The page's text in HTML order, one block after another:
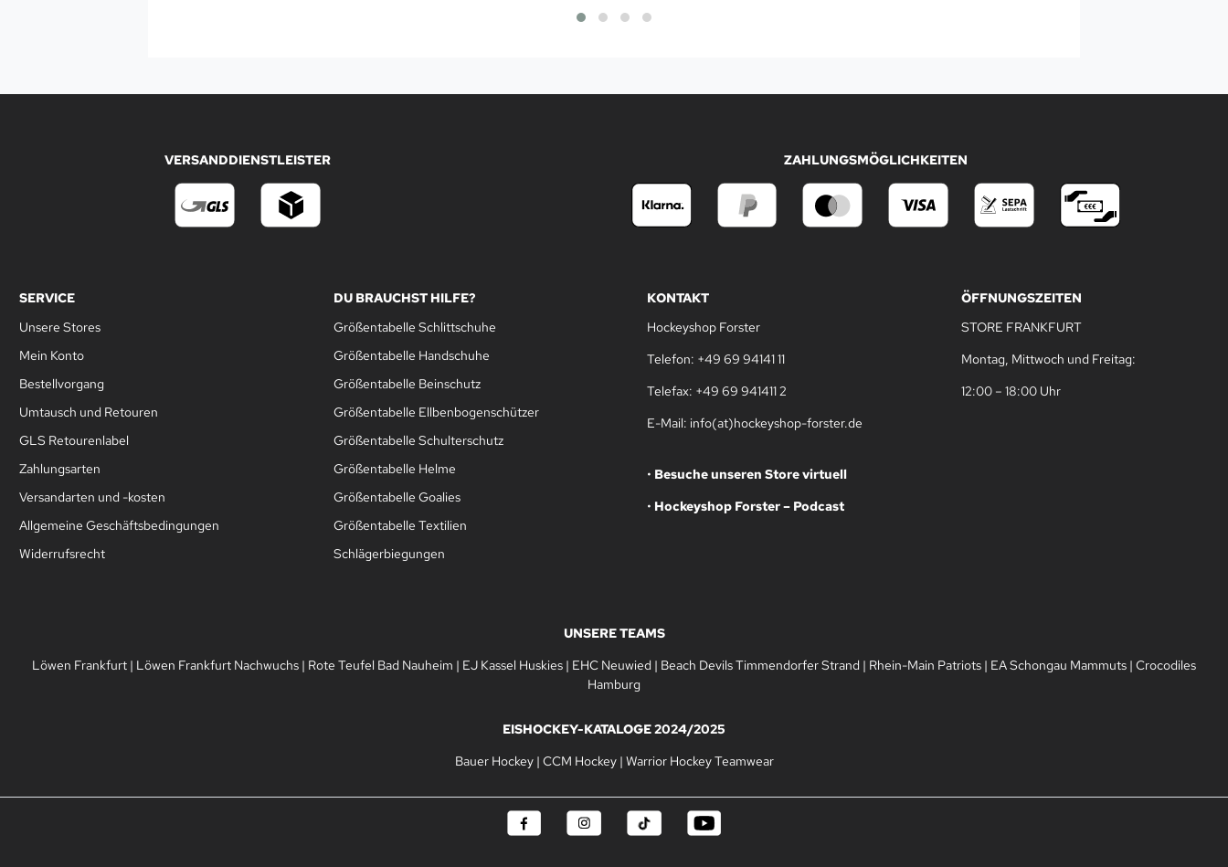
VERSANDDIENSTLEISTER ZAHLUNGSMÖGLICHKEITEN
SERVICE
Unsere Stores
Mein Konto
Bestellvorgang
Umtausch und Retouren
GLS Retourenlabel
Zahlungsarten
Versandarten und -kosten
Allgemeine Geschäftsbedingungen
Widerrufsrecht
DU BRAUCHST HILFE?
Größentabelle Schlittschuhe
Größentabelle Handschuhe
Größentabelle Beinschutz
Größentabelle Ellbenbogenschützer
Größentabelle Schulterschutz
Größentabelle Helme
Größentabelle Goalies
Größentabelle Textilien
Schlägerbiegungen
KONTAKT
Hockeyshop Forster
Telefon: +49 69 94141 11
Telefax: +49 69 941411 2
E-Mail: info(at)hockeyshop-forster.de
• Besuche unseren Store virtuell
• Hockeyshop Forster – Podcast
ÖFFNUNGSZEITEN
STORE FRANKFURT
Montag, Mittwoch und Freitag:
12:00 – 18:00 Uhr
UNSERE TEAMS
Löwen Frankfurt | Löwen Frankfurt Nachwuchs | Rote Teufel Bad Nauheim | EJ Kassel Huskies | EHC Neuwied | Beach Devils Timmendorfer Strand | Rhein-Main Patriots | EA Schongau Mammuts | Crocodiles
Hamburg
EISHOCKEY-KATALOGE 2024/2025
Bauer Hockey| CCM Hockey| Warrior Hockey Teamwear